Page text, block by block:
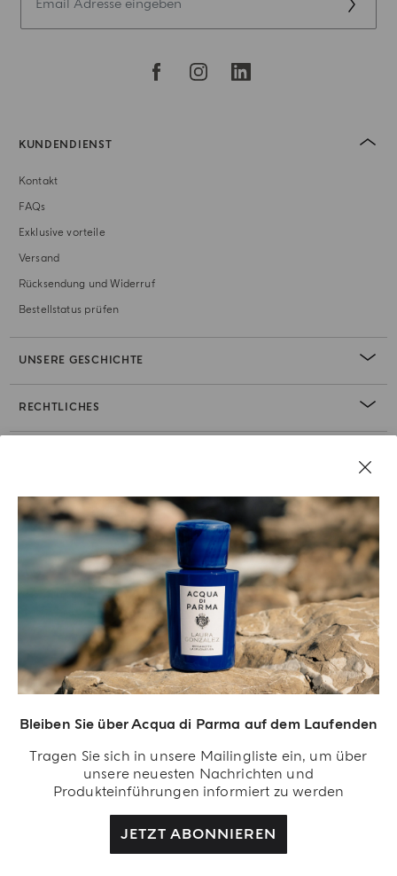
Bleiben Sie über Acqua di Parma auf dem Laufenden
Tragen Sie sich in unsere Mailingliste ein, um über
unsere neuesten Nachrichten und
Produkteinführungen informiert zu werden
JETZT ABONNIEREN
KUNDENDIENST
Kontakt
FAQs
Exklusive vorteile
Versand
Rücksendung und Widerruf
Bestellstatus prüfen
UNSERE GESCHICHTE
RECHTLICHES
Acqua Di Parma S.r.l., mit einem Kapital von 420 000,00 € registriert im
Handelsregister von Mailand unter der Nummer IT04215670375 mit Sitz in Via
Giovanni Spadolini 7 Gebäude B 20141 Milano, Italien.